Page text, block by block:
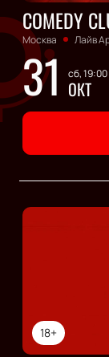
COMEDY
Москва Лайв
31 сб, 19:00
ОКТ
18+